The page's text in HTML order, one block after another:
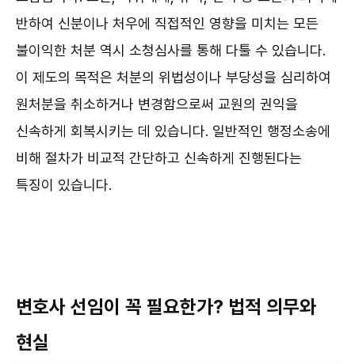
반하여 신분이나 처우에 직접적인 영향을 미치는 모든
불이익한 처분 역시 소청심사를 통해 다툴 수 있습니다.
이 제도의 목적은 처분의 위법성이나 부당성을 심리하여
원처분을 취소하거나 변경함으로써 교원의 권익을
신속하게 회복시키는 데 있습니다. 일반적인 행정소송에
비해 절차가 비교적 간단하고 신속하게 진행된다는
특징이 있습니다.
변호사 선임이 꼭 필요한가? 법적 의무와
현실